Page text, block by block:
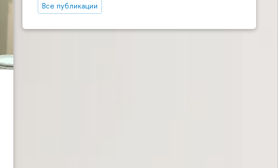
Все публикации